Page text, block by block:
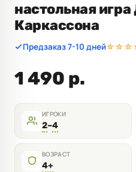
настольная игра
Каркассона
Предзаказ 7-10 дней
1 490 р.
ИГРОКИ
2–4
ВОЗРАСТ
4+